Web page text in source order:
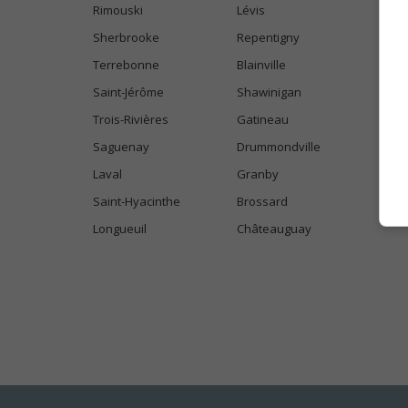
Rimouski
Lévis
Sherbrooke
Repentigny
Terrebonne
Blainville
Saint-Jérôme
Shawinigan
Trois-Rivières
Gatineau
Saguenay
Drummondville
Laval
Granby
Saint-Hyacinthe
Brossard
Longueuil
Châteauguay